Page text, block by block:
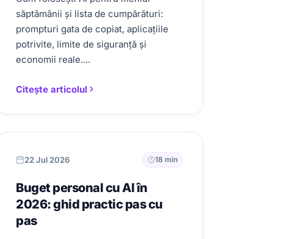
săptămânii și lista de cumpărături:
prompturi gata de copiat, aplicațiile
potrivite, limite de siguranță și
economii reale....
Citește articolul
22 Jul 2026 18 min
Buget personal cu AI în
2026: ghid practic pas cu
pas